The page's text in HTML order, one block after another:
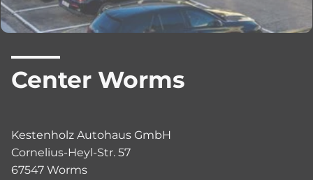
Center Worms
Kestenholz Autohaus GmbH
Cornelius-Heyl-Str. 57
67547 Worms